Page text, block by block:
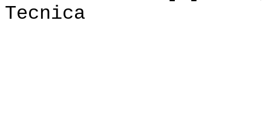
Tecnica